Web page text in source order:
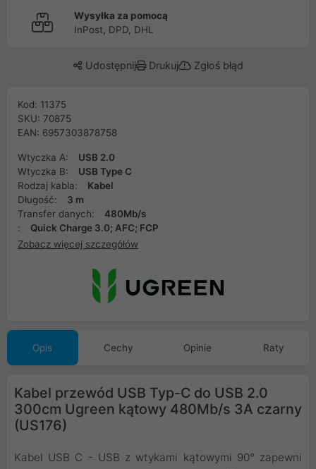
Wysyłka za pomocą
InPost, DPD, DHL
Udostępnij Drukuj Zgłoś błąd
Kod: 11375
SKU: 70875
EAN: 6957303878758
Wtyczka A:
USB 2.0
Wtyczka B:
USB Type C
Rodzaj kabla:
Kabel
Długość:
3 m
Transfer danych:
480Mb/s
:
Quick Charge 3.0; AFC; FCP
Zobacz więcej szczegółów
Opis Cechy Opinie Raty
Kabel przewód USB Typ-C do USB 2.0
300cm Ugreen kątowy 480Mb/s 3A czarny
(US176)
Kabel USB C - USB z wtykami kątowymi 90° zapewni